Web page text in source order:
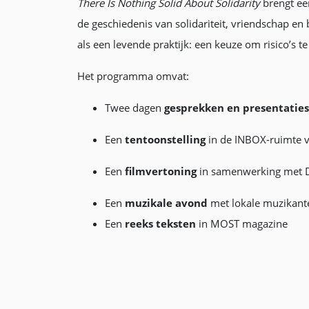
There Is Nothing Solid About Solidaritybrengt
de geschiedenis van solidariteit, vriendschap
als een levende praktijk: een keuze om risico’s
Het programma omvat:
Twee dagen gesprekken en presentaties
Een tentoonstellingin de INBOX-ruimte
Een filmvertoningin samenwerking met
Een muzikale avond met lokale
Een reeks teksten in MOST magazine